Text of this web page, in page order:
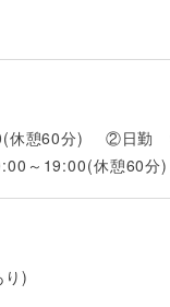
休憩60分) ②日勤
～19:00(休憩60分)
)